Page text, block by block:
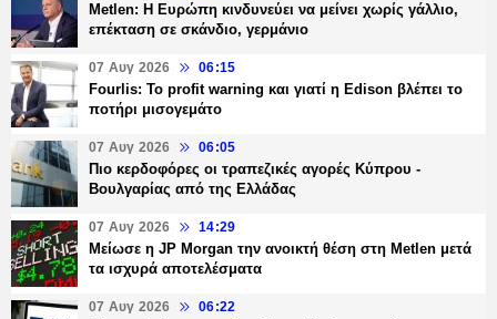
Metlen: Η Ευρώπη κινδυνεύει να μείνει χωρίς γάλλιο,
επέκταση σε σκάνδιο, γερμάνιο
07 Αυγ 2026 06:15
Fourlis: Το profit warning και γιατί η Edison βλέπει το
ποτήρι μισογεμάτο
07 Αυγ 2026 06:05
Πιο κερδοφόρες οι τραπεζικές αγορές Κύπρου -
Βουλγαρίας από της Ελλάδας
07 Αυγ 2026 14:29
Μείωσε η JP Morgan την ανοικτή θέση στη Metlen μετά
τα ισχυρά αποτελέσματα
07 Αυγ 2026 06:22